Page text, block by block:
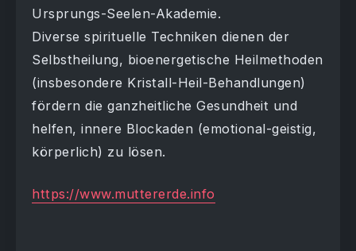
Ursprungs-Seelen-Akademie.
Diverse spirituelle Techniken dienen der
Selbstheilung, bioenergetische Heilmethoden
(insbesondere Kristall-Heil-Behandlungen)
fördern die ganzheitliche Gesundheit und
helfen, innere Blockaden (emotional-geistig,
körperlich) zu lösen.
https://www.muttererde.info